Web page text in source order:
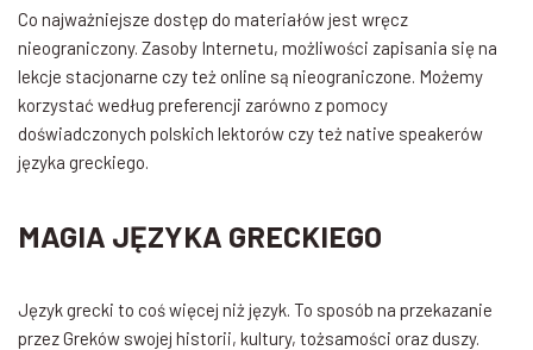
Co najważniejsze dostęp do materiałów jest wręcz
nieograniczony. Zasoby Internetu, możliwości zapisania się na
lekcje stacjonarne czy też online są nieograniczone. Możemy
korzystać według preferencji zarówno z pomocy
doświadczonych polskich lektorów czy też native speakerów
języka greckiego.
MAGIA JĘZYKA GRECKIEGO
Język grecki to coś więcej niż język. To sposób na przekazanie
przez Greków swojej historii, kultury, tożsamości oraz duszy.